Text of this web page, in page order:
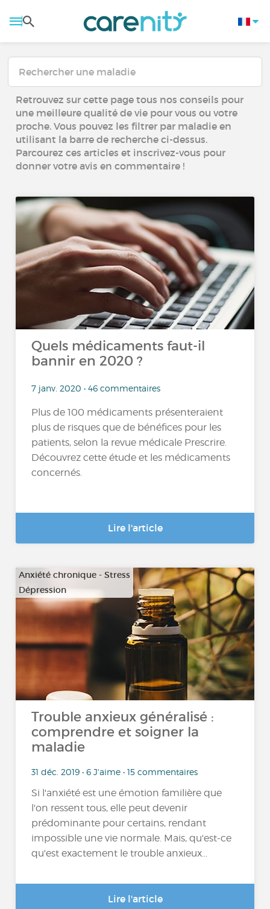
Retrouvez sur cette page tous nos conseils pour
une meilleure qualité de vie pour vous ou votre
proche. Vous pouvez les filtrer par maladie en
utilisant la barre de recherche ci-dessus.
Parcourez ces articles et inscrivez-vous pour
donner votre avis en commentaire !
Quels médicaments faut-il
bannir en 2020 ?
7 janv. 2020 • 46 commentaires
Plus de 100 médicaments présenteraient
plus de risques que de bénéfices pour les
patients, selon la revue médicale Prescrire.
Découvrez cette étude et les médicaments
concernés.
Lire l'article
Anxiété chronique - Stress
Dépression
Trouble anxieux généralisé :
comprendre et soigner la
maladie
31 déc. 2019 • 6 J'aime • 15 commentaires
Si l'anxiété est une émotion familière que
l'on ressent tous, elle peut devenir
prédominante pour certains, rendant
impossible une vie normale. Mais, qu'est-ce
qu'est exactement le trouble anxieux...
Lire l'article